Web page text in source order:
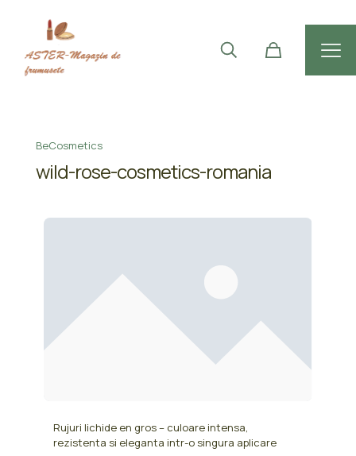
BeCosmetics
wild-rose-cosmetics-romania
Rujuri lichide en gros – culoare intensa,
rezistenta si eleganta intr-o singura aplicare